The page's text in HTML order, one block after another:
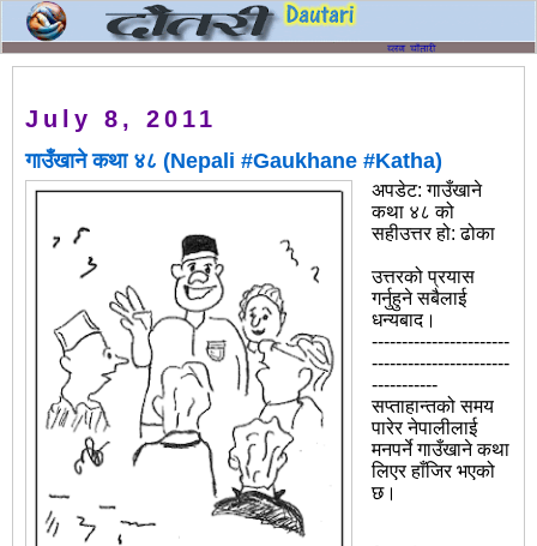
July 8, 2011
गाउँखाने कथा ४८ (Nepali #Gaukhane #Katha)
अपडेट: गाउँखाने
कथा ४८ को
सहीउत्तर हो: ढोका
उत्तरको प्रयास
गर्नुहुने सबैलाई
धन्यबाद।
-----------------------
-----------------------
-----------
सप्ताहान्तको समय
पारेर नेपालीलाई
मनपर्ने गाउँखाने कथा
लिएर हाँजिर भएको
छ।